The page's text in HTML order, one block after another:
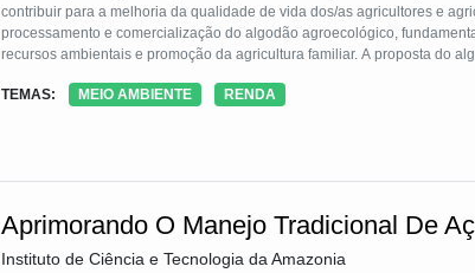
contribuir para a melhoria da qualidade de vida dos/as agricultores e
processamento e comercialização do algodão agroecológico,
recursos ambientais e promoção da agricultura familiar. A proposta do
com certificação orgânica concedida pelo IBD (Instituto Biodinâmico
TEMAS: MEIO AMBIENTE RENDA
Aprimorando O Manejo Tradicional De
Instituto de Ciência e Tecnologia da Amazonia